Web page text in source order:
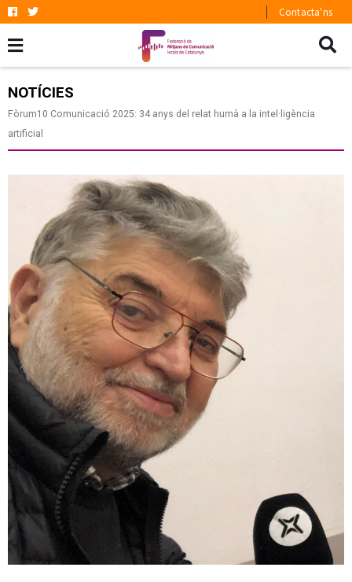
Contacta'ns
NOTÍCIES
Fòrum10 Comunicació 2025: 34 anys del relat humà a la intel·ligència
artificial